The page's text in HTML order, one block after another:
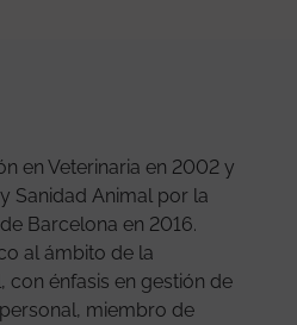
en Veterinaria en 2002 y
Sanidad Animal por la
Barcelona en 2016.
al ámbito de la
con énfasis en gestión de
miembro de